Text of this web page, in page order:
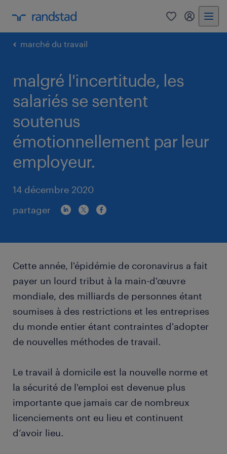
0 my
marché du travail
malgré l'incertitude, les
salariés se sentent
soutenus
émotionnellement par leur
employeur.
14 décembre 2020
partager
Cette année, l'épidémie de coronavirus a fait
payer un lourd tribut à la main-d'œuvre
mondiale, des milliards de personnes étant
soumises à des restrictions et les entreprises
du monde entier étant contraintes d'adopter
de nouvelles méthodes de travail.
Le travail à domicile est la nouvelle norme et
la sécurité de l'emploi est devenue plus
importante que jamais car de nombreux
licenciements ont eu lieu et continuent
d’avoir lieu.